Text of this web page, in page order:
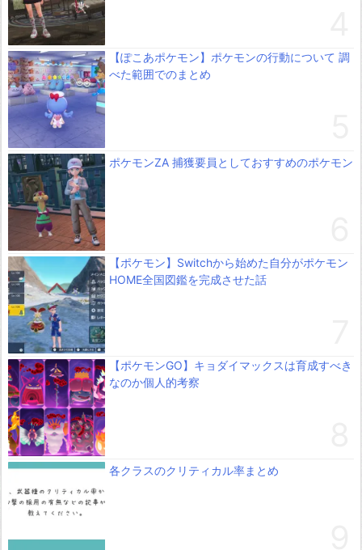
【ぽこあポケモン】ポケモンの行動について 調
べた範囲でのまとめ
ポケモンZA 捕獲要員としておすすめのポケモン
【ポケモン】Switchから始めた自分がポケモン
HOME全国図鑑を完成させた話
【ポケモンGO】キョダイマックスは育成すべき
なのか個人的考察
各クラスのクリティカル率まとめ